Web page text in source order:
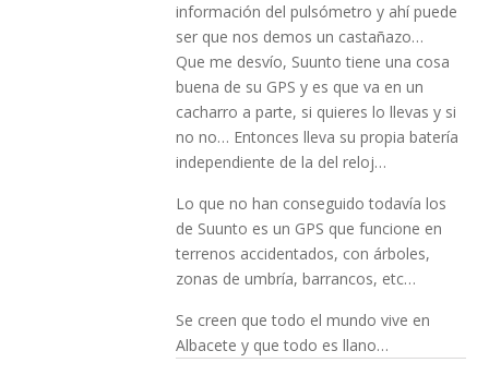
información del pulsómetro y ahí puede
ser que nos demos un castañazo…
Que me desvío, Suunto tiene una cosa
buena de su GPS y es que va en un
cacharro a parte, si quieres lo llevas y si
no no… Entonces lleva su propia batería
independiente de la del reloj…
Lo que no han conseguido todavía los
de Suunto es un GPS que funcione en
terrenos accidentados, con árboles,
zonas de umbría, barrancos, etc…
Se creen que todo el mundo vive en
Albacete y que todo es llano…